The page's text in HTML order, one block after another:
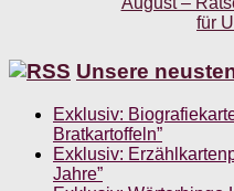
Unsere
Exklusiv:
Bratkartoffeln”
Exklusiv:
Jahre”